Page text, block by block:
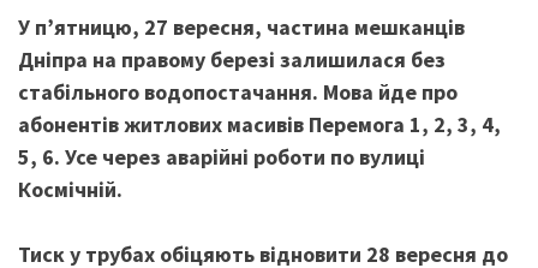
У п’ятницю, 27 вересня, частина мешканців
Дніпра на правому березі залишилася без
стабільного водопостачання. Мова йде про
абонентів житлових масивів Перемога 1, 2, 3, 4,
5, 6. Усе через аварійні роботи по вулиці
Космічній.
Тиск у трубах обіцяють відновити 28 вересня до